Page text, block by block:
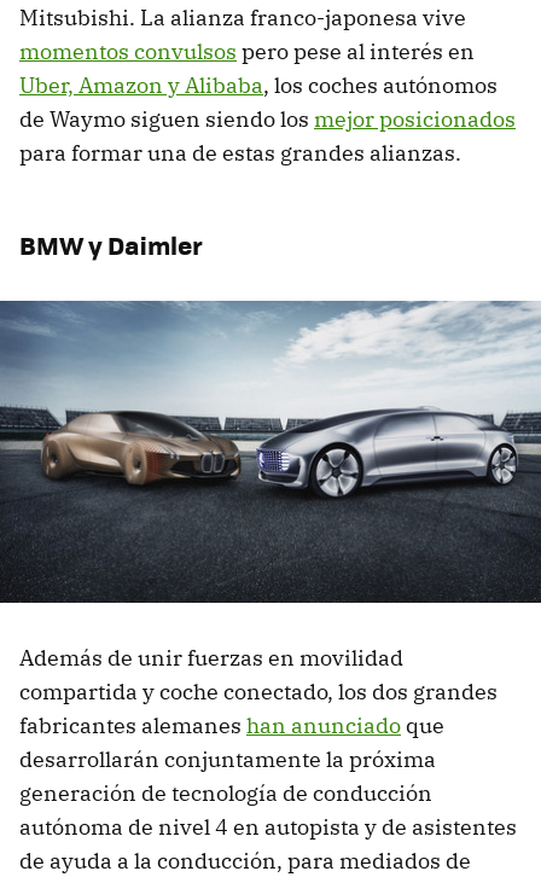
Mitsubishi. La alianza franco-japonesa vive
momentos convulsos pero pese al interés en
Uber, Amazon y Alibaba, los coches autónomos
de Waymo siguen siendo los mejor posicionados
para formar una de estas grandes alianzas.
BMW y Daimler
Además de unir fuerzas en movilidad
compartida y coche conectado, los dos grandes
fabricantes alemanes han anunciado que
desarrollarán conjuntamente la próxima
generación de tecnología de conducción
autónoma de nivel 4 en autopista y de asistentes
de ayuda a la conducción, para mediados de